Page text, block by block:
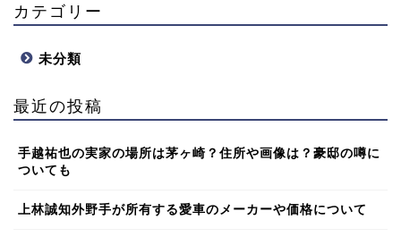
カテゴリー
未分類
最近の投稿
手越祐也の実家の場所は茅ヶ崎？住所や画像は？豪邸の噂に
ついても
上林誠知外野手が所有する愛車のメーカーや価格について